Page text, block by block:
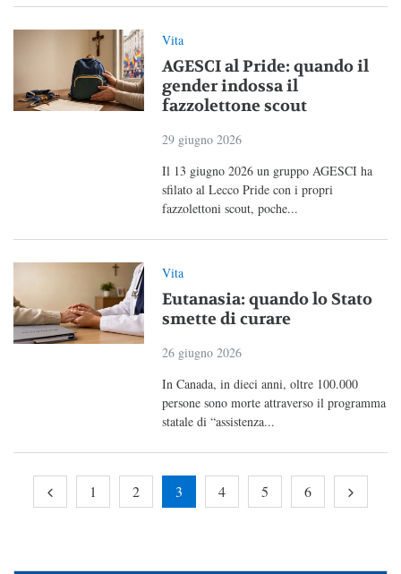
Vita
AGESCI al Pride: quando il
gender indossa il
fazzolettone scout
29 giugno 2026
Il 13 giugno 2026 un gruppo AGESCI ha
sfilato al Lecco Pride con i propri
fazzolettoni scout, poche...
Vita
Eutanasia: quando lo Stato
smette di curare
26 giugno 2026
In Canada, in dieci anni, oltre 100.000
persone sono morte attraverso il programma
statale di “assistenza...
1 2 3 4 5 6